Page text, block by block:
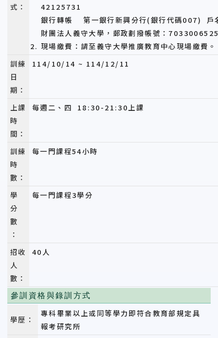
式：
42125731
銀行轉帳 第一銀行新興分行(銀行代碼007) 戶
財團法人義守大學，郵政劃撥帳號：
現場繳費：請至義守大學推廣教育中心現場繳費。
訓練
日
期：
114/10/14 ~ 114/12/11
上課
時
間：
每週二、四 18:30-21:30上課
訓練
時
數：
每一門課程54小時
學
分
數
：
每一門課程3學分
招收
人
數：
40人
參訓資格與錄訓方式
學歷：
專科畢業以上或同等學力即符合教育部規定具
報考研究所